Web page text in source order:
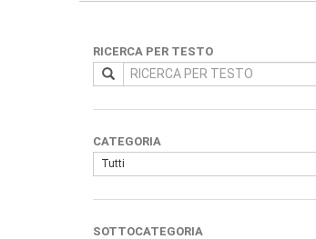
RICERCA PER TESTO
CATEGORIA
Tutti
SOTTOCATEGORIA